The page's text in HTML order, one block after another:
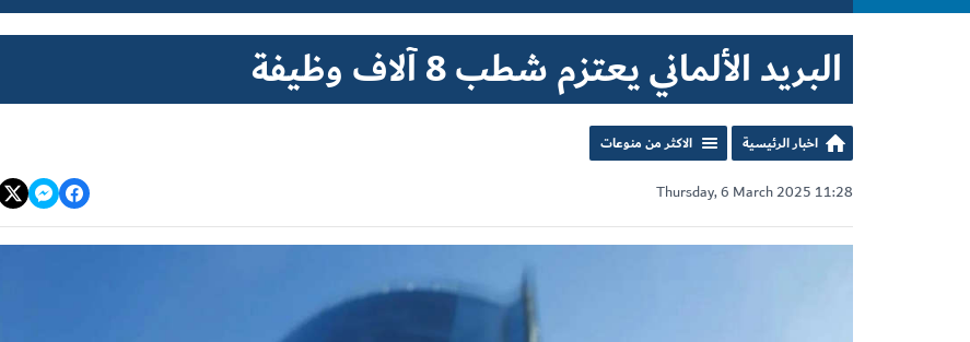
البريد الألماني يعتزم شطب 8 آلاف وظيفة
اخبار الرئيسية الاكثر من منوعات
Thursday, 6 March 2025 11:28